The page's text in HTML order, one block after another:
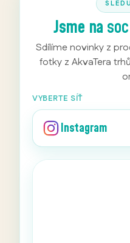
Jsme na
Sdílíme novinky z
fotky z AkvaTera
VYBERTE SÍŤ
Instagram